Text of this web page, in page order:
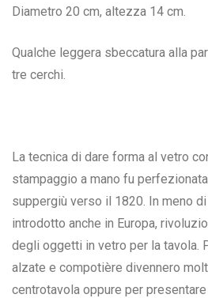
Diametro 20 cm, altezza 14 cm.
Qualche leggera sbeccatura alla
tre cerchi.
La tecnica di dare forma al vetro
stampaggio a mano fu
suppergiù verso il 1820. In meno
introdotto anche in Europa,
degli oggetti in vetro per la tavola.
alzate e compotière divennero
centrotavola oppure per